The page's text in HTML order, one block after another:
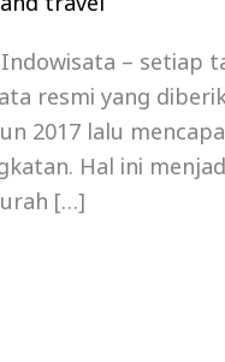
– setiap
resmi yang
2017 lalu
Hal ini
[…]